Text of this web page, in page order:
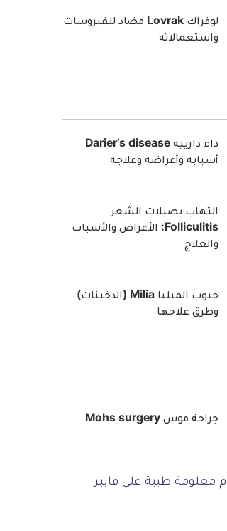
لوفراك Lovrak مضاد للفيروسات
واستعمالاته
داء دارييه Darier’s disease
أسبابه وأعراضه وعلاجه
التهاب بصيلات الشعر
Folliculitis: الأعراض والأسباب
والعلاج
حبوب الميليا Milia (الدخينات)
وطرق علاجها
جراحة موس Mohs surgery